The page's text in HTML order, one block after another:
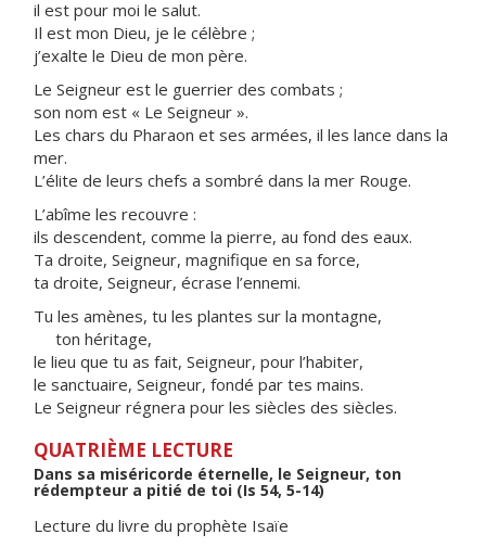
il est pour moi le salut.
Il est mon Dieu, je le célèbre ;
j’exalte le Dieu de mon père.
Le Seigneur est le guerrier des combats ;
son nom est « Le Seigneur ».
Les chars du Pharaon et ses armées, il les lance dans la
mer.
L’élite de leurs chefs a sombré dans la mer Rouge.
L’abîme les recouvre :
ils descendent, comme la pierre, au fond des eaux.
Ta droite, Seigneur, magnifique en sa force,
ta droite, Seigneur, écrase l’ennemi.
Tu les amènes, tu les plantes sur la montagne,
ton héritage,
le lieu que tu as fait, Seigneur, pour l’habiter,
le sanctuaire, Seigneur, fondé par tes mains.
Le Seigneur régnera pour les siècles des siècles.
QUATRIÈME LECTURE
Dans sa miséricorde éternelle, le Seigneur, ton
rédempteur a pitié de toi (Is 54, 5-14)
Lecture du livre du prophète Isaïe